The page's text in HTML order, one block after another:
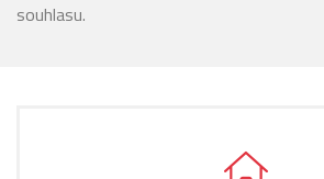
souhlasu.